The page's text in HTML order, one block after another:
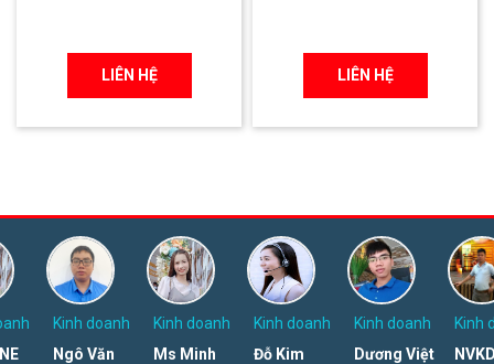
LIÊN HỆ LIÊN HỆ
Kinh doanh
Ngô Văn
Kinh doanh
Ms Minh
Kinh doanh
Đỗ Kim
Kinh doanh
Dương Việt
Kinh